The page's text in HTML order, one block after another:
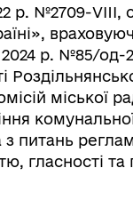
р. №2709-VIII,
2024 р. №85/
міської
питань
гласності